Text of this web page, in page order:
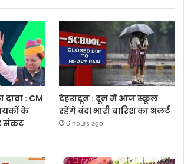
दावा : CM
के
संकट
देहरादून : दून में आज स्कूल
रहेंगे बंद। भारी बारिश का अलर्ट
6 hours ago